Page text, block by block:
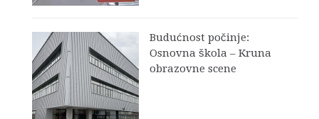
Budućnost počinje:
Osnovna škola – Kruna
obrazovne scene